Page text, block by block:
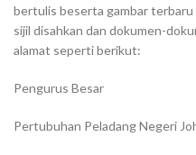
bertulis beserta gambar
sijil disahkan dan dokumen-
alamat seperti berikut:
Pengurus Besar
Pertubuhan Peladang Negeri